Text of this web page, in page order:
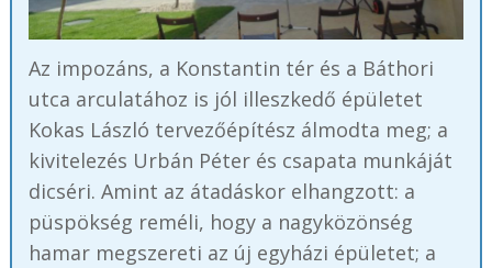
Az impozáns, a Konstantin tér és a Báthori
utca arculatához is jól illeszkedő épületet
Kokas László tervezőépítész álmodta meg; a
kivitelezés Urbán Péter és csapata munkáját
dicséri. Amint az átadáskor elhangzott: a
püspökség reméli, hogy a nagyközönség
hamar megszereti az új egyházi épületet; a